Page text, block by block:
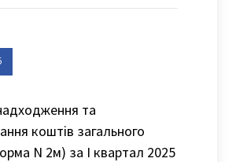
та
коштів загального
N 2м) за I квартал 2025